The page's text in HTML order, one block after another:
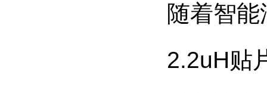
随着智
2.2uH贴